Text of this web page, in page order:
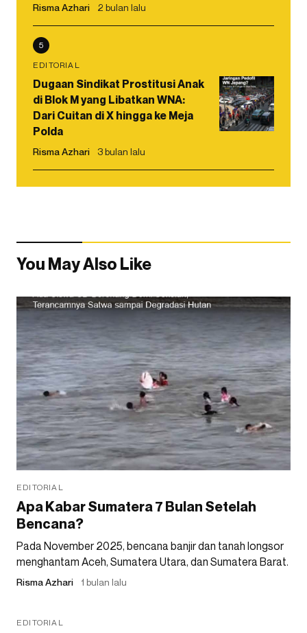
Risma Azhari 2 bulan lalu
5
EDITORIAL
Dugaan Sindikat Prostitusi Anak
di Blok M yang Libatkan WNA:
Dari Cuitan di X hingga ke Meja
Polda
Risma Azhari 3 bulan lalu
You May Also Like
EDITORIAL
Apa Kabar Sumatera 7 Bulan Setelah
Bencana?
Pada November 2025, bencana banjir dan tanah longsor
menghantam Aceh, Sumatera Utara, dan Sumatera Barat.
Risma Azhari 1 bulan lalu
EDITORIAL